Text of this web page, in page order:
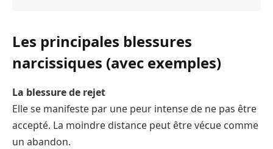
Les principales blessures
narcissiques (avec exemples)
La blessure de rejet
Elle se manifeste par une peur intense de ne pas être
accepté. La moindre distance peut être vécue comme
un abandon.